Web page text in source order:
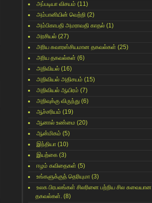
அப்படியா விசயம் (11)
அம்பானியின் வெற்றி (2)
அம்பிகாபதி அமராவதி காதல் (1)
அரசியல் (27)
அரிய சுவாரஸ்சியமான தகவல்கள் (25)
அரிய தகவல்கள் (6)
அறிவியல் (16)
அறிவியல் அதிசயம் (15)
அறிவியல் ஆயிரம் (7)
அறிவுக்கு விருந்து (6)
ஆச்சரியம் (19)
ஆனால் உண்மை (20)
ஆன்மிகம் (5)
இந்தியா (10)
இயற்கை (3)
ஈழம் கவிதைகள் (5)
உங்களுக்குத் தெரியுமா (3)
உலக பிரபலங்கள் சிலரினை பற்றிய சில சுவையான
தகவல்கள். (8)